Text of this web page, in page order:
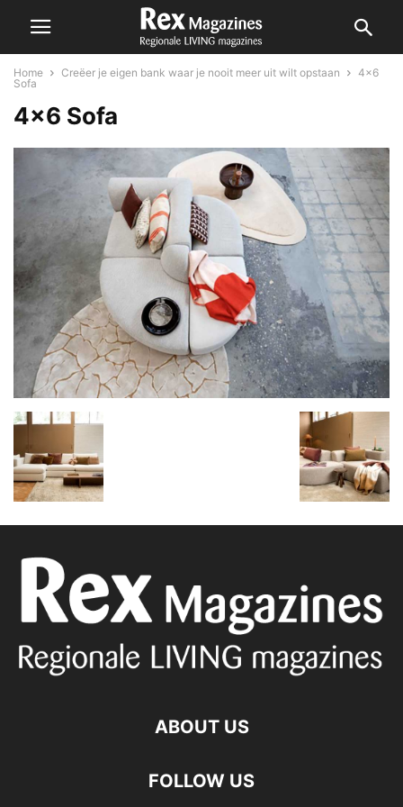
Home Creëer je eigen bank waar je nooit meer uit wilt opstaan
4x6
Sofa
4×6 Sofa
ABOUT US
FOLLOW US